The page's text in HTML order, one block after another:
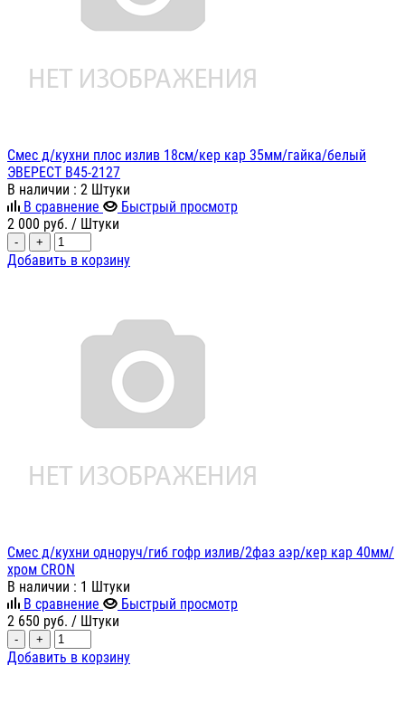
Смес д/кухни плос излив 18см/кер кар 35мм/гайка/белый
ЭВЕРЕСТ B45-2127
В наличии : 2 Штуки
В сравнение
Быстрый просмотр
2 000 руб. / Штуки
- +
Добавить в корзину
Смес д/кухни одноруч/гиб гофр излив/2фаз аэр/кер кар 40мм/
хром CRON
В наличии : 1 Штуки
В сравнение
Быстрый просмотр
2 650 руб. / Штуки
- +
Добавить в корзину